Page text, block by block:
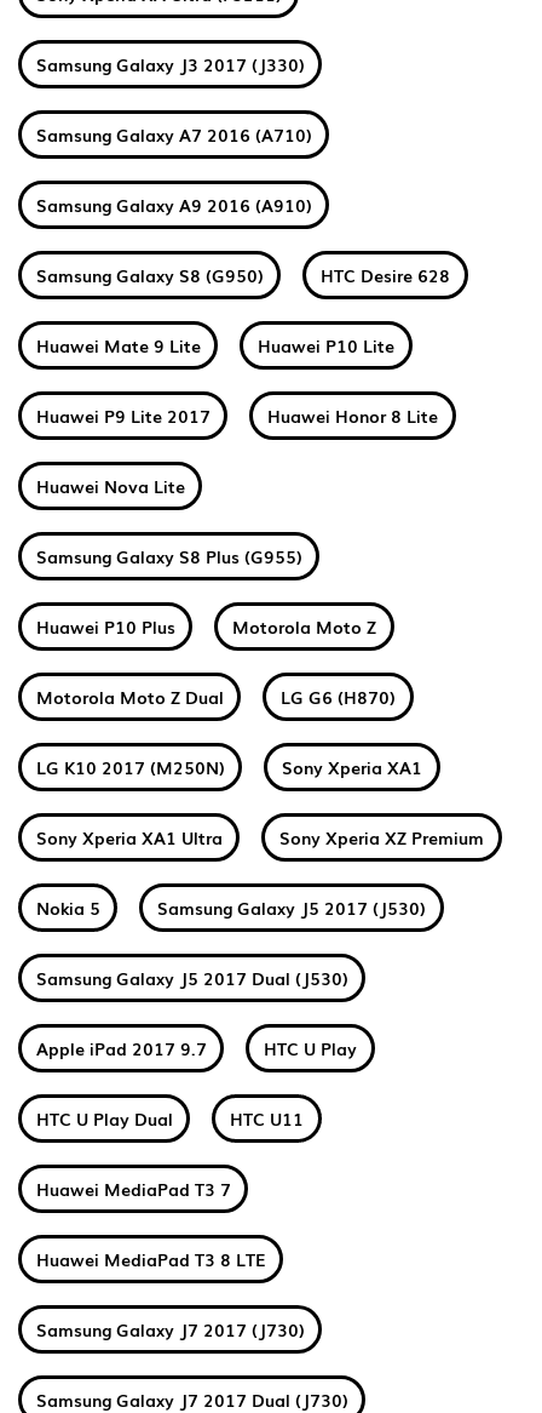
Samsung Galaxy J3 2017 (J330)
Samsung Galaxy A7 2016 (A710)
Samsung Galaxy A9 2016 (A910)
Samsung Galaxy S8 (G950) HTC Desire 628
Huawei Mate 9 Lite Huawei P10 Lite
Huawei P9 Lite 2017 Huawei Honor 8 Lite
Huawei Nova Lite
Samsung Galaxy S8 Plus (G955)
Huawei P10 Plus Motorola Moto Z
Motorola Moto Z Dual LG G6 (H870)
LG K10 2017 (M250N) Sony Xperia XA1
Sony Xperia XA1 Ultra Sony Xperia XZ Premium
Nokia 5 Samsung Galaxy J5 2017 (J530)
Samsung Galaxy J5 2017 Dual (J530)
Apple iPad 2017 9.7 HTC U Play
HTC U Play Dual HTC U11
Huawei MediaPad T3 7
Huawei MediaPad T3 8 LTE
Samsung Galaxy J7 2017 (J730)
Samsung Galaxy J7 2017 Dual (J730)